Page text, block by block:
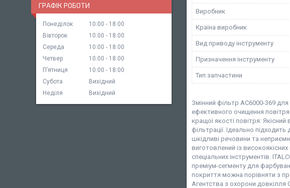
Виробник
Країна виробник
Вид приводу інструменту
Призначення інструменту
Тип запчастини
Змінний фільтр AC6000-369
ефективного очищення
кращої якості повітря:
фільтрації. Ідеально
шкідливі речовини та
виготовлений із
спеціальних інструментів.
преміум-сегменту для
покриття можна порівняти з
Агентства з охорони
ГРАФІК РОБОТИ
Понеділок 10:00
18:00
Вівторок
10:00
18:00
Середа
10:00
18:00
Четвер
10:00
18:00
Пʼятниця
10:00
18:00
Субота
Вихідний
Неділя
Вихідний